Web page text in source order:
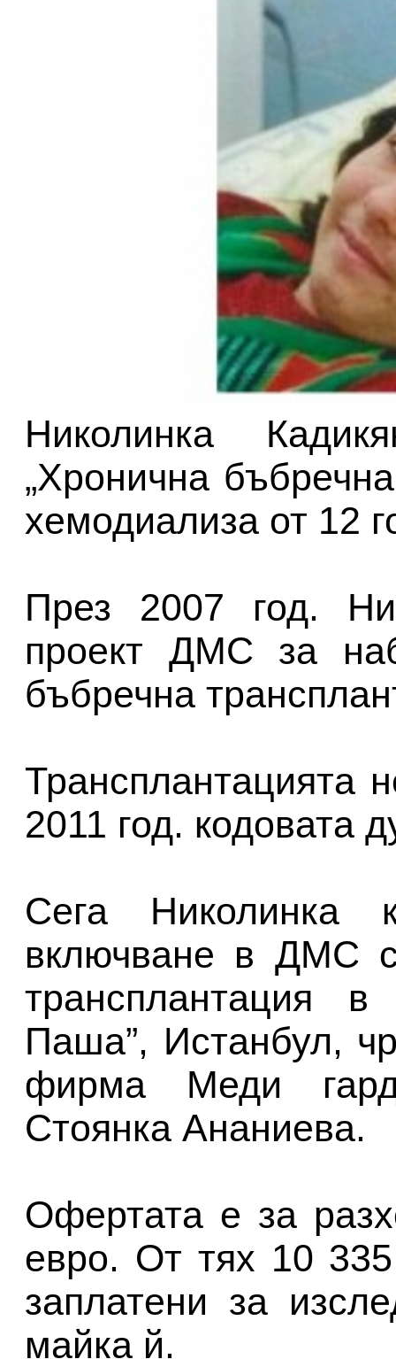
Николинка
„Хронична
хемодиализа от 12
През 2007 год.
проект ДМС за
бъбречна
Трансплантацията
2011 год. кодовата
Сега Николинка
включване в ДМС
трансплантация
Паша”, Истанбул,
фирма Меди
Стоянка Ананиева.
Офертата е за
евро. От тях 10
заплатени за
майка й.